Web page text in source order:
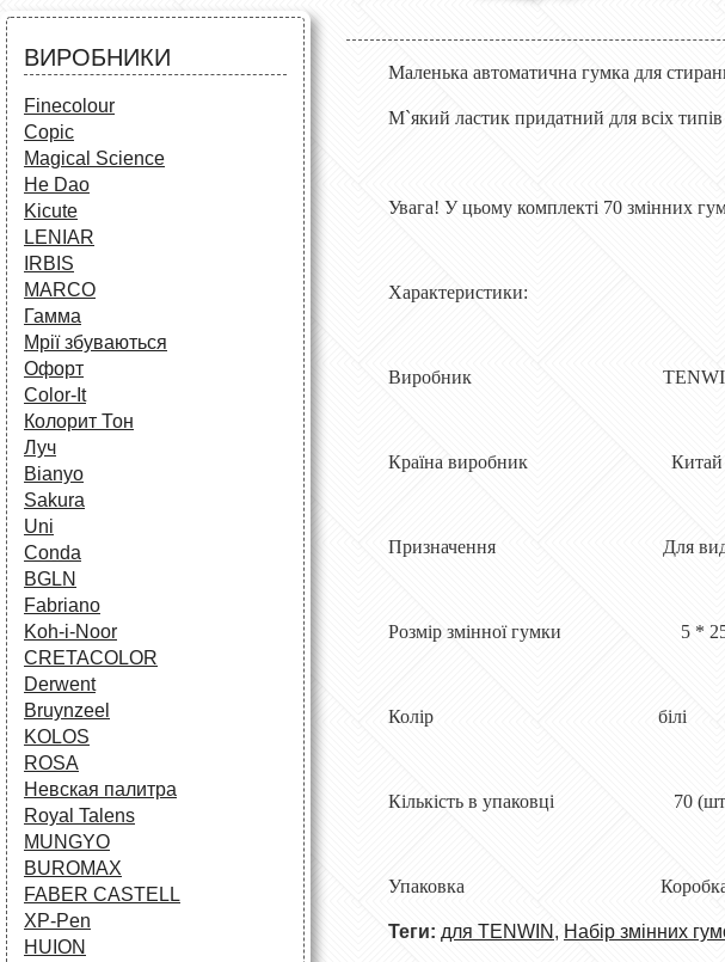
Аксесуари для школярів
ВИРОБНИКИ
Finecolour
Copic
Magical Science
He Dao
Kicute
LENIAR
IRBIS
MARCO
Гамма
Мрії збуваються
Офорт
Сolor-It
Колорит Тон
Луч
Bianyo
Sakura
Uni
Conda
BGLN
Fabriano
Koh-i-Noor
CRETACOLOR
Derwent
Bruynzeel
KOLOS
ROSA
Невская палитра
Royal Talens
MUNGYO
BUROMAX
FABER CASTELL
XP-Pen
HUION
Маленька автоматична гумка для
М`який ластик придатний для всіх
Увага! У цьому комплекті 70 змінних
Характеристики:
Виробник
Країна виробник Китай
Призначення Для видалення
Розмір змінної гумки 5 * 25мм
Колір білі
Кількість в упаковці 70
Упаковка Коробка з
Теги: для TENWIN , Набір змінних